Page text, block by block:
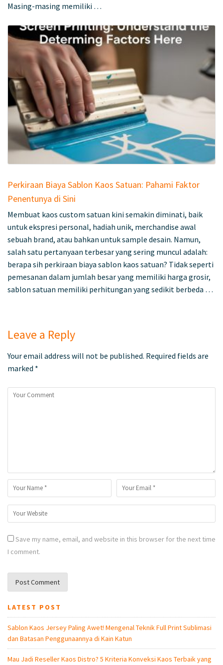
Masing-masing memiliki …
Perkiraan Biaya Sablon Kaos Satuan: Pahami Faktor
Penentunya di Sini
Membuat kaos custom satuan kini semakin diminati, baik
untuk ekspresi personal, hadiah unik, merchandise awal
sebuah brand, atau bahkan untuk sample desain. Namun,
salah satu pertanyaan terbesar yang sering muncul adalah:
berapa sih perkiraan biaya sablon kaos satuan? Tidak seperti
pemesanan dalam jumlah besar yang memiliki harga grosir,
sablon satuan memiliki perhitungan yang sedikit berbeda …
Leave a Reply
Your email address will not be published. Required fields are
marked *
Save my name, email, and website in this browser for the next time
I comment.
LATEST POST
Sablon Kaos Jersey Paling Awet! Mengenal Teknik Full Print Sublimasi
dan Batasan Penggunaannya di Kain Katun
Mau Jadi Reseller Kaos Distro? 5 Kriteria Konveksi Kaos Terbaik yang